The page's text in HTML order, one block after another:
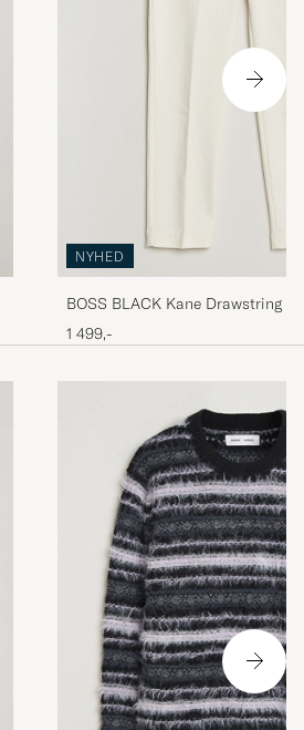
NYHED
BOSS BLACK Kane Drawstring
White
1 499,-